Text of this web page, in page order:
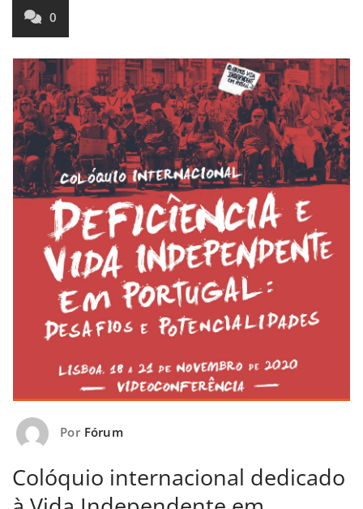
0
Por Fórum
Colóquio internacional dedicado